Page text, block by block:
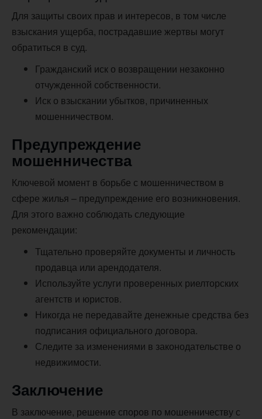
Для защиты своих прав и интересов, в том числе
взыскания ущерба, пострадавшие жертвы могут
обратиться в суд.
Гражданский иск о возвращении незаконно
отчужденной собственности.
Иск о взыскании убытков, причиненных
мошенничеством.
Предупреждение
мошенничества
Ключевой момент в борьбе с мошенничеством в
сфере жилья – предупреждение его возникновения.
Для этого важно соблюдать следующие
рекомендации:
Тщательно проверяйте документы и личность
продавца или арендодателя.
Используйте услуги проверенных риелторских
агентств и юристов.
Никогда не передавайте денежные средства без
подписания официального договора.
Следите за изменениями в законодательстве о
недвижимости.
Заключение
В заключение, решение споров по мошенничеству с